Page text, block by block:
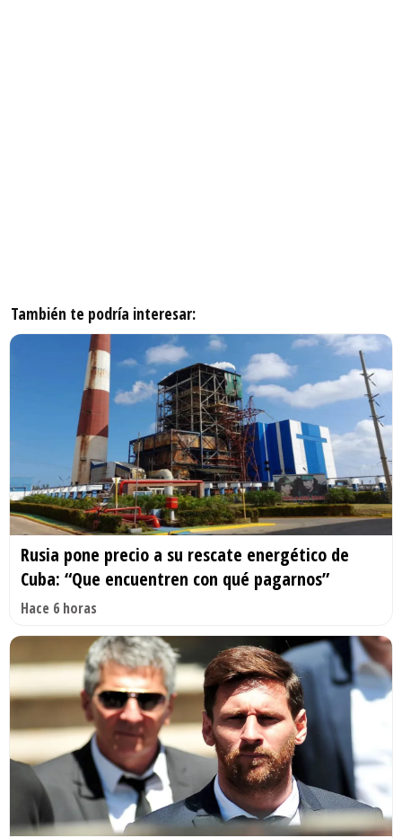
También te podría interesar:
Rusia pone precio a su rescate energético de
Cuba: “Que encuentren con qué pagarnos”
Hace 6 horas